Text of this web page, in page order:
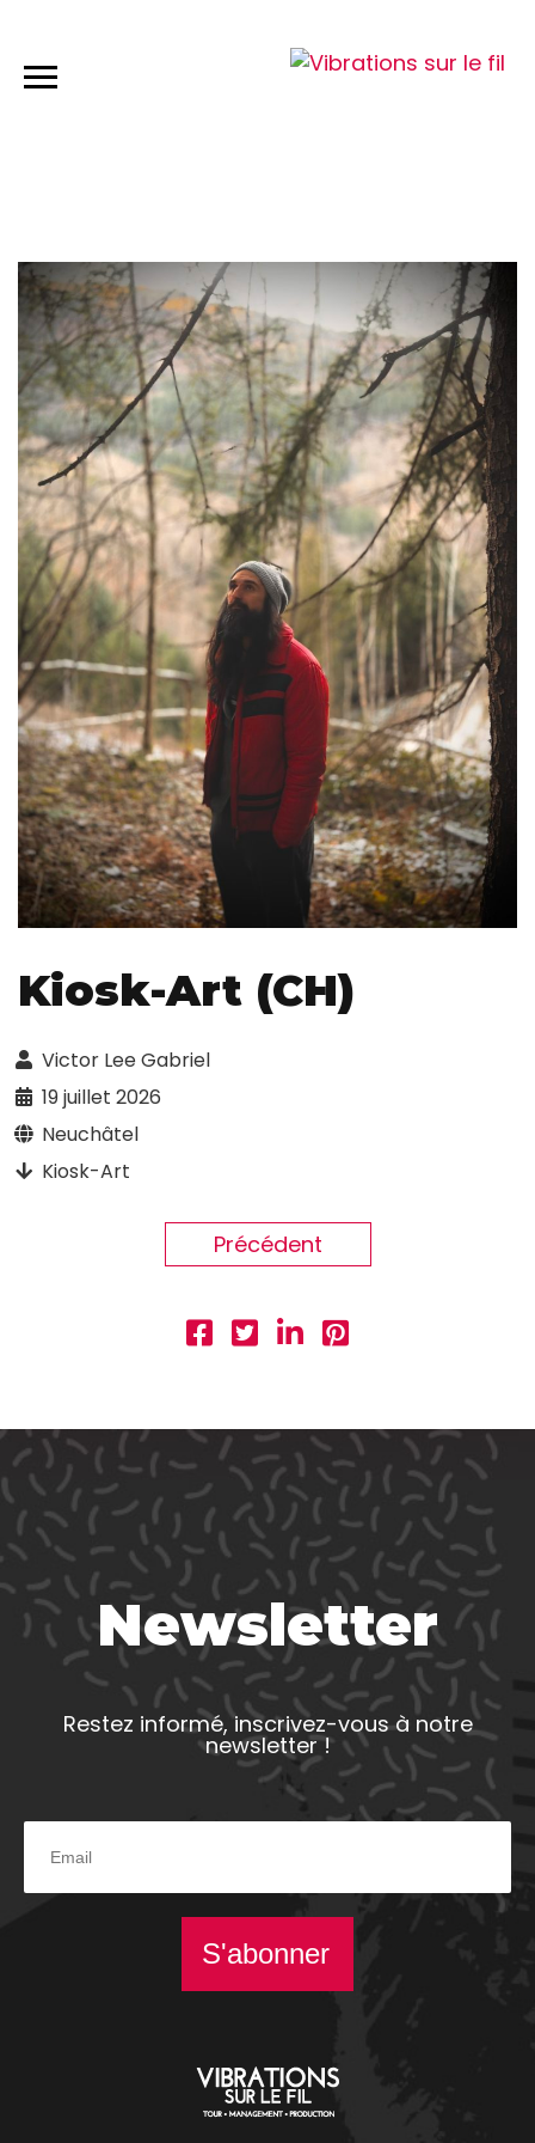
Kiosk-Art (CH)
Victor Lee Gabriel
19 juillet 2026
Neuchâtel
Kiosk-Art
Précédent
Newsletter
Restez informé, inscrivez-vous à notre
newsletter !
S'abonner